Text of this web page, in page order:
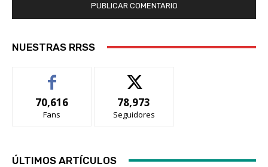
NUESTRAS RRSS
70,616
Fans
78,973
Seguidores
ÚLTIMOS ARTÍCULOS